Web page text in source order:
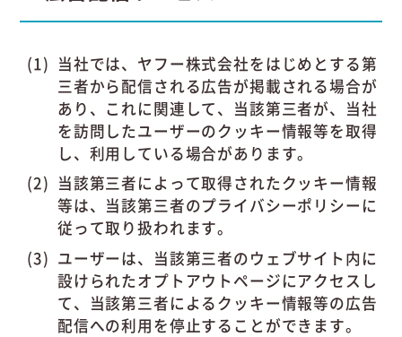
当社では、ヤフー株式会社をはじめとする第
三者から配信される広告が掲載される場合が
あり、これに関連して、当該第三者が、当社
を訪問したユーザーのクッキー情報等を取得
し、利用している場合があります。
当該第三者によって取得されたクッキー情報
等は、当該第三者のプライバシーポリシーに
従って取り扱われます。
ユーザーは、当該第三者のウェブサイト内に
設けられたオプトアウトページにアクセスし
て、当該第三者によるクッキー情報等の広告
配信への利用を停止することができます。